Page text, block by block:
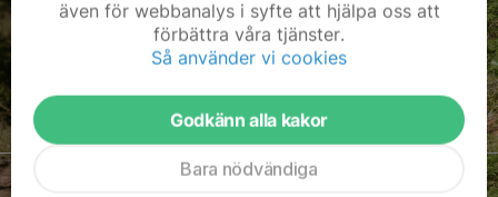
även för webbanalys i syfte att hjälpa oss att
förbättra våra tjänster.
Så använder vi cookies
Godkänn alla kakor
Bara nödvändiga